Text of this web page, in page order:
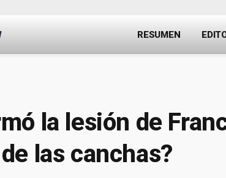
RESUMEN
la lesión de
las canchas?